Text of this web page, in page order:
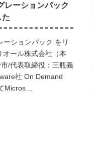
レーションパック
た
ションパック をリ
オール株式会社（本
/代表取締役：三瓶義
社 On Demand
Micros…